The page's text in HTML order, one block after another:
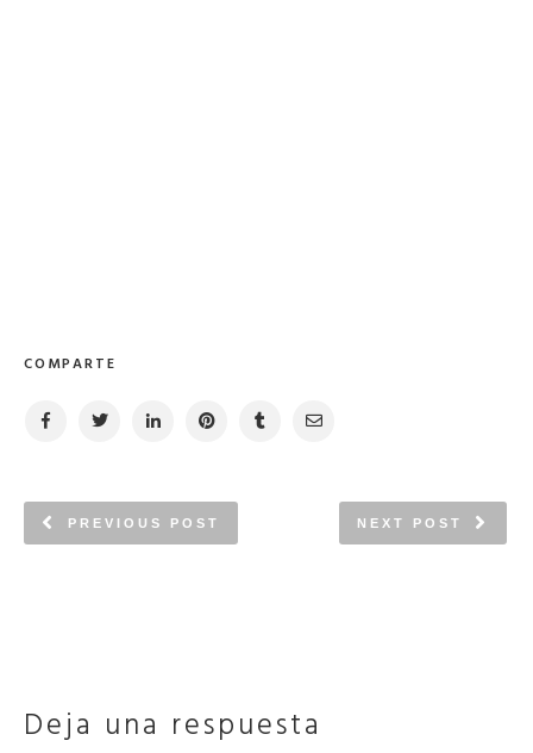
COMPARTE
PREVIOUS POST NEXT POST
Deja una respuesta